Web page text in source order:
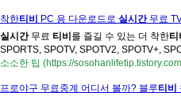
착한티비 PC 용 다운로드로 실시간무료
실시간무료 티비 를 즐길 수 있는 더 착한티
SPORTS, SPOTV, SPOTV2, SPOTV+,
소소한 팁 (https://
프로야구 무료중계 어디서 볼까? 블루티비